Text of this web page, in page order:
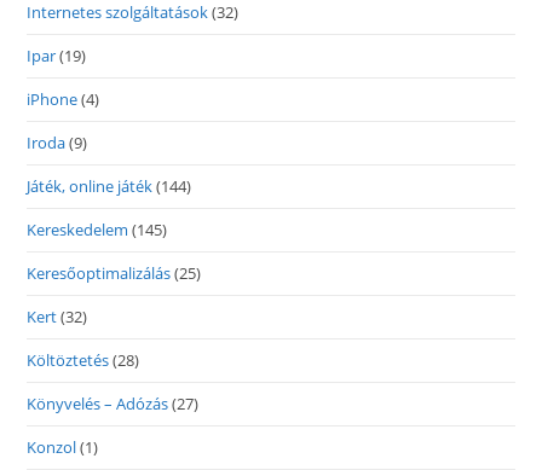
Internetes szolgáltatások(32)
Ipar(19)
iPhone(4)
Iroda(9)
Játék, online játék(144)
Kereskedelem (145)
Keresőoptimalizálás(25)
Kert(32)
Költöztetés(28)
Könyvelés – Adózás(27)
Konzol(1)